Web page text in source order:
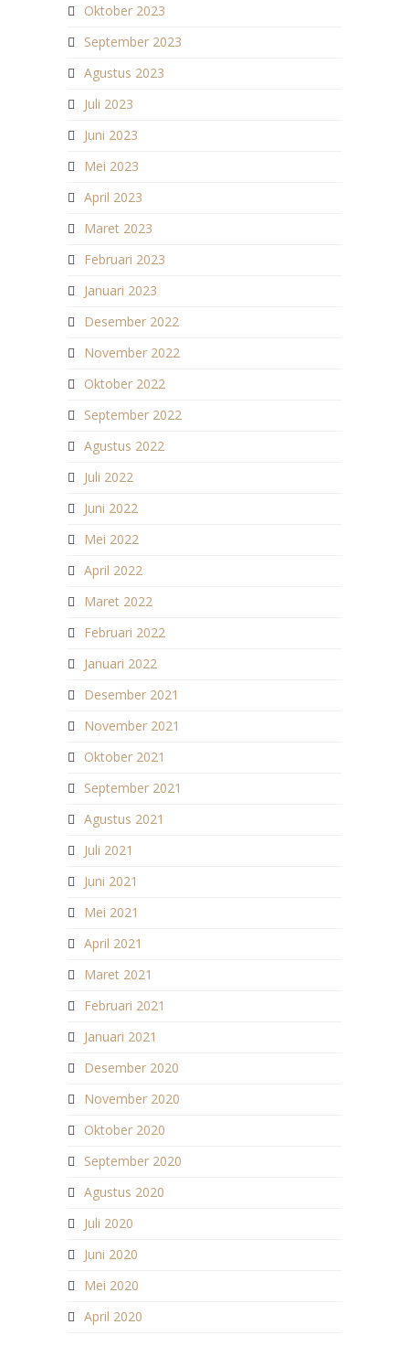
Oktober 2023
September 2023
Agustus 2023
Juli 2023
Juni 2023
Mei 2023
April 2023
Maret 2023
Februari 2023
Januari 2023
Desember 2022
November 2022
Oktober 2022
September 2022
Agustus 2022
Juli 2022
Juni 2022
Mei 2022
April 2022
Maret 2022
Februari 2022
Januari 2022
Desember 2021
November 2021
Oktober 2021
September 2021
Agustus 2021
Juli 2021
Juni 2021
Mei 2021
April 2021
Maret 2021
Februari 2021
Januari 2021
Desember 2020
November 2020
Oktober 2020
September 2020
Agustus 2020
Juli 2020
Juni 2020
Mei 2020
April 2020